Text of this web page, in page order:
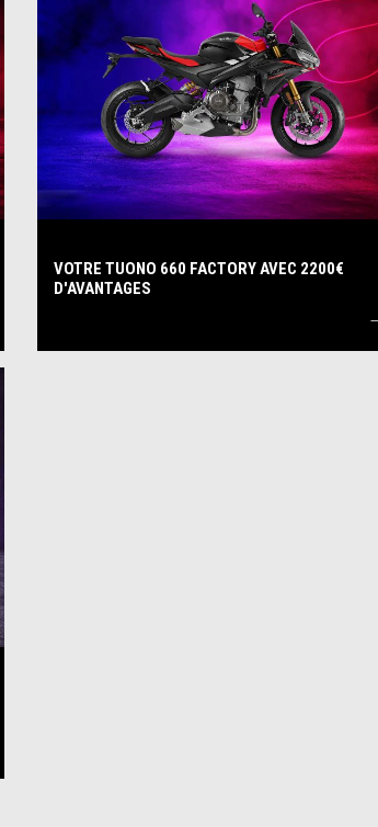
VOTRE TUONO 660 FACTORY AVEC 2200€
D'AVANTAGES